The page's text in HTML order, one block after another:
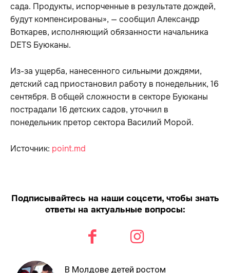
сада. Продукты, испорченные в результате дождей,
будут компенсированы», — сообщил Александр
Воткарев, исполняющий обязанности начальника
DETS Буюканы.
Из-за ущерба, нанесенного сильными дождями,
детский сад приостановил работу в понедельник, 16
сентября. В общей сложности в секторе Буюканы
пострадали 16 детских садов, уточнил в
понедельник претор сектора Василий Морой.
Источник: point.md
Подписывайтесь на наши соцсети, чтобы знать
ответы на актуальные вопросы:
В Молдове детей ростом